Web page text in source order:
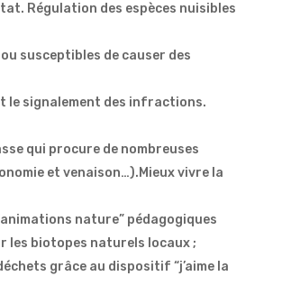
Régulation des espèces nuisibles
susceptibles de causer des
le signalement des infractions.
qui procure de nombreuses
et venaison…).Mieux vivre la
nature” pédagogiques
les biotopes naturels locaux ;
grâce au dispositif “j’aime la